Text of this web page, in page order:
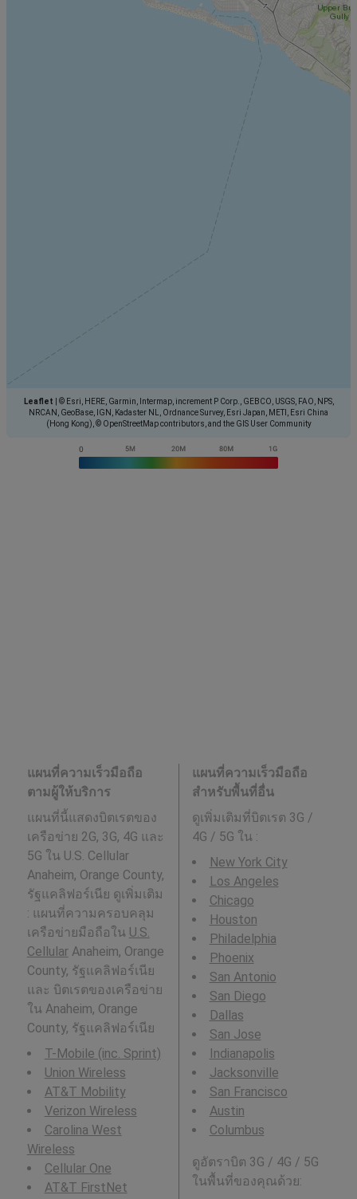
Leaflet
© Esri, HERE, Garmin, Intermap, increment P Corp., GEBCO, USGS, FAO, NPS,
NRCAN, GeoBase, IGN, Kadaster NL, Ordnance Survey, Esri Japan, METI, Esri China
(Hong Kong), © OpenStreetMap contributors, and the GIS User Community
แผนที่ความเร็วมือถือ
ตามผู้ให้บริการ
แผนที่นี้แสดงบิตเรตของ
เครือข่าย 2G, 3G, 4G และ
5G ใน U.S. Cellular
Anaheim, Orange County,
รัฐแคลิฟอร์เนีย ดูเพิ่มเติม
: แผนที่ความครอบคลุม
เครือข่ายมือถือใน U.S.
CellularAnaheim, Orange
County, รัฐแคลิฟอร์เนีย
และ บิตเรตของเครือข่าย
ใน Anaheim, Orange
County, รัฐแคลิฟอร์เนีย
T-Mobile (inc. Sprint)
Union Wireless
AT&T Mobility
Verizon Wireless
Carolina West
Wireless
Cellular One
AT&T FirstNet
แผนที่ความเร็วมือถือ
สำหรับพื้นที่อื่น
ดูเพิ่มเติมที่บิตเรต 3G /
4G / 5G ใน :
New York City
Los Angeles
Chicago
Houston
Philadelphia
Phoenix
San Antonio
San Diego
Dallas
San Jose
Indianapolis
Jacksonville
San Francisco
Austin
Columbus
ดูอัตราบิต 3G / 4G / 5G
ในพื้นที่ของคุณด้วย: